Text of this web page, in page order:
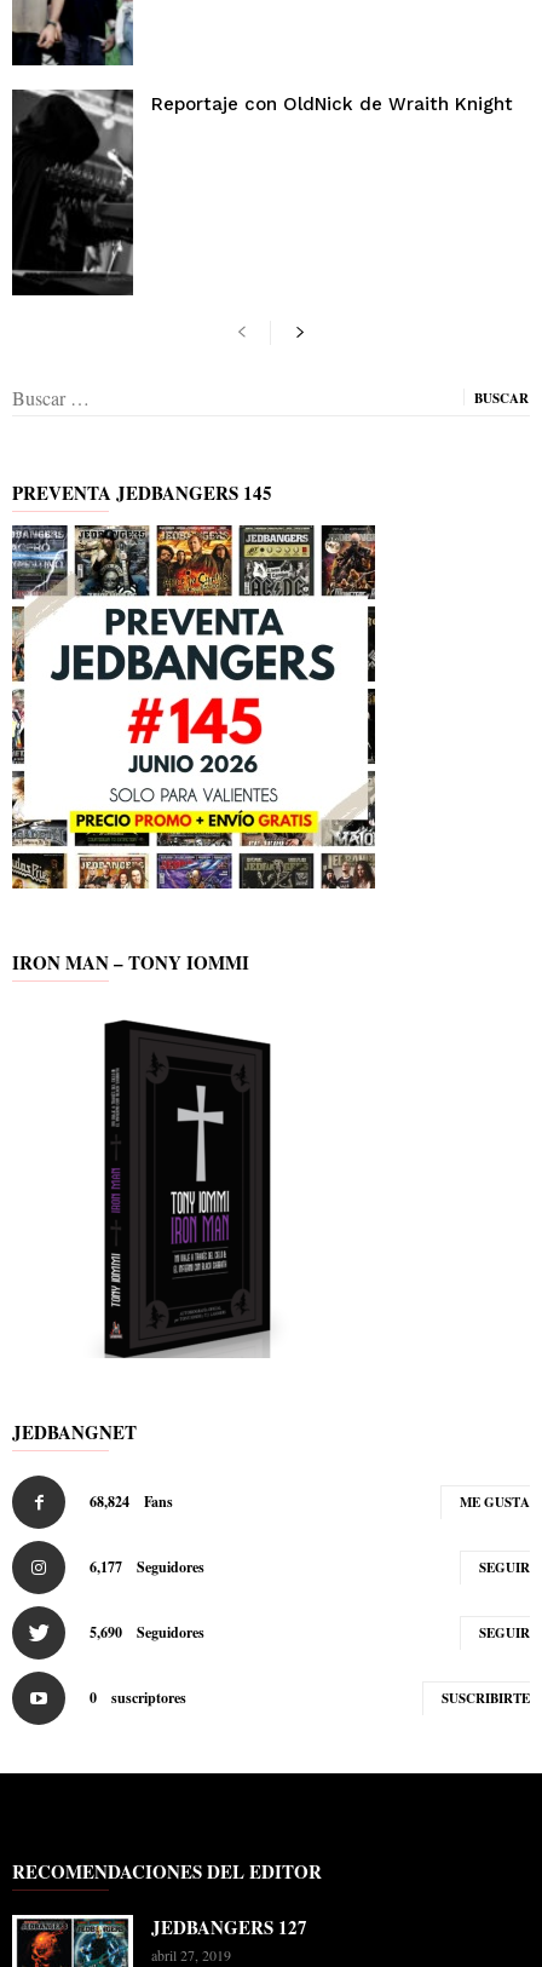
Reportaje con OldNick de Wraith Knight
Buscar:
PREVENTA JEDBANGERS 145
IRON MAN – TONY IOMMI
JEDBANGNET
68,824 Fans ME GUSTA
6,177 Seguidores SEGUIR
5,690 Seguidores SEGUIR
0 suscriptores SUSCRIBIRTE
RECOMENDACIONES DEL EDITOR
JEDBANGERS 127
abril 27, 2019